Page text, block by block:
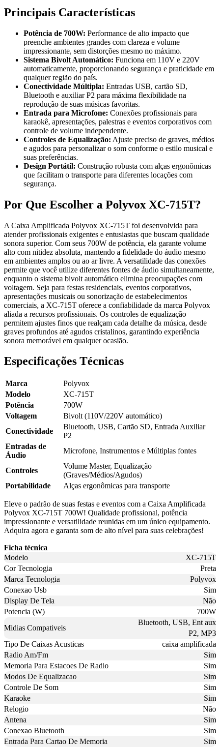
Principais Características
Potência de 700W: Performance de alto impacto que
preenche ambientes grandes com clareza e volume
impressionante, sem distorções mesmo no máximo.
Sistema Bivolt Automático: Funciona em 110V e 220V
automaticamente, proporcionando segurança e praticidade em
qualquer região do país.
Conectividade Múltipla: Entradas USB, cartão SD,
Bluetooth e auxiliar P2 para máxima flexibilidade na
reprodução de suas músicas favoritas.
Entrada para Microfone: Conexões profissionais para
karaokê, apresentações, palestras e eventos corporativos com
controle de volume independente.
Controles de Equalização: Ajuste preciso de graves, médios
e agudos para personalizar o som conforme o estilo musical e
suas preferências.
Design Portátil: Construção robusta com alças ergonômicas
que facilitam o transporte para diferentes locações com
segurança.
Por Que Escolher a Polyvox XC-715T?
A Caixa Amplificada Polyvox XC-715T foi desenvolvida para
atender profissionais exigentes e entusiastas que buscam qualidade
sonora superior. Com seus 700W de potência, ela garante volume
alto com nitidez absoluta, mantendo a fidelidade do áudio mesmo
em ambientes amplos ou ao ar livre. A versatilidade das conexões
permite que você utilize diferentes fontes de áudio simultaneamente,
enquanto o sistema bivolt automático elimina preocupações com
voltagem. Seja para festas residenciais, eventos corporativos,
apresentações musicais ou sonorização de estabelecimentos
comerciais, a XC-715T oferece a confiabilidade da marca Polyvox
aliada a recursos profissionais. Os controles de equalização
permitem ajustes finos que realçam cada detalhe da música, desde
graves profundos até agudos cristalinos, garantindo experiência
sonora memorável em qualquer ocasião.
Especificações Técnicas
Marca
Polyvox
Modelo
XC-715T
Potência
700W
Voltagem
Bivolt (110V/220V automático)
Conectividade
Bluetooth, USB, Cartão SD, Entrada Auxiliar
P2
Entradas de
Áudio
Microfone, Instrumentos e Múltiplas fontes
Controles
Volume Master, Equalização
(Graves/Médios/Agudos)
Portabilidade
Alças ergonômicas para transporte
Eleve o padrão de suas festas e eventos com a Caixa Amplificada
Polyvox XC-715T 700W! Qualidade profissional, potência
impressionante e versatilidade reunidas em um único equipamento.
Adquira agora e garanta som de alto nível para suas celebrações!
Ficha técnica
Modelo
XC-715T
Cor Tecnologia
Preta
Marca Tecnologia
Polyvox
Conexao Usb
Sim
Display De Tela
Não
Potencia (W)
700W
Midias Compativeis
Bluetooth, USB, Ent aux
P2, MP3
Tipo De Caixas Acusticas
caixa amplificada
Radio Am/Fm
Sim
Memoria Para Estacoes De Radio
Sim
Modos De Equalizacao
Sim
Controle De Som
Sim
Karaoke
Sim
Relogio
Não
Antena
Sim
Conexao Bluetooth
Sim
Entrada Para Cartao De Memoria
Sim